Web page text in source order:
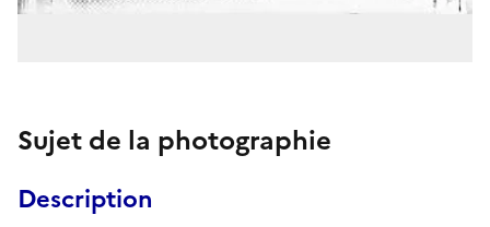
Sujet de la photographie
Description